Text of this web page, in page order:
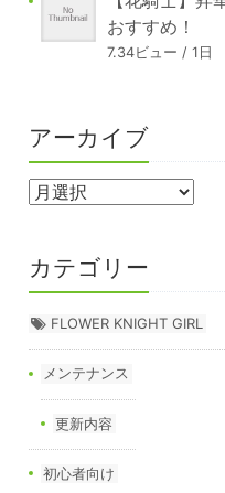
おすすめ！
7.34ビュー / 1日
アーカイブ
カテゴリー
FLOWER KNIGHT GIRL
メンテナンス
更新内容
初心者向け